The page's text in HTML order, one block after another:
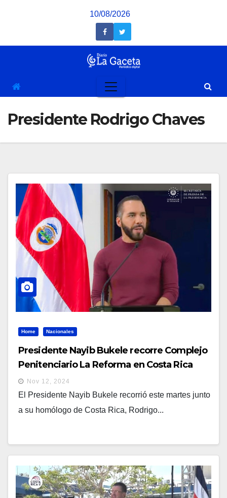
10/08/2026
Presidente Rodrigo Chaves
Home Nacionales
Presidente Nayib Bukele recorre Complejo
Penitenciario La Reforma en Costa Rica
Nov 12, 2024
El Presidente Nayib Bukele recorrió este martes junto
a su homólogo de Costa Rica, Rodrigo...